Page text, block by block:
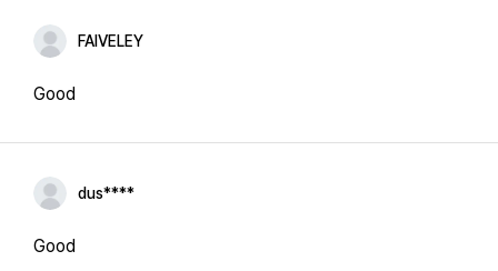
FAIVELEY
Good
dus****
Good